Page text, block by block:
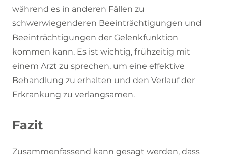
während es in anderen Fällen zu
schwerwiegenderen Beeinträchtigungen und
Beeinträchtigungen der Gelenkfunktion
kommen kann. Es ist wichtig, frühzeitig mit
einem Arzt zu sprechen, um eine effektive
Behandlung zu erhalten und den Verlauf der
Erkrankung zu verlangsamen.
Fazit
Zusammenfassend kann gesagt werden, dass